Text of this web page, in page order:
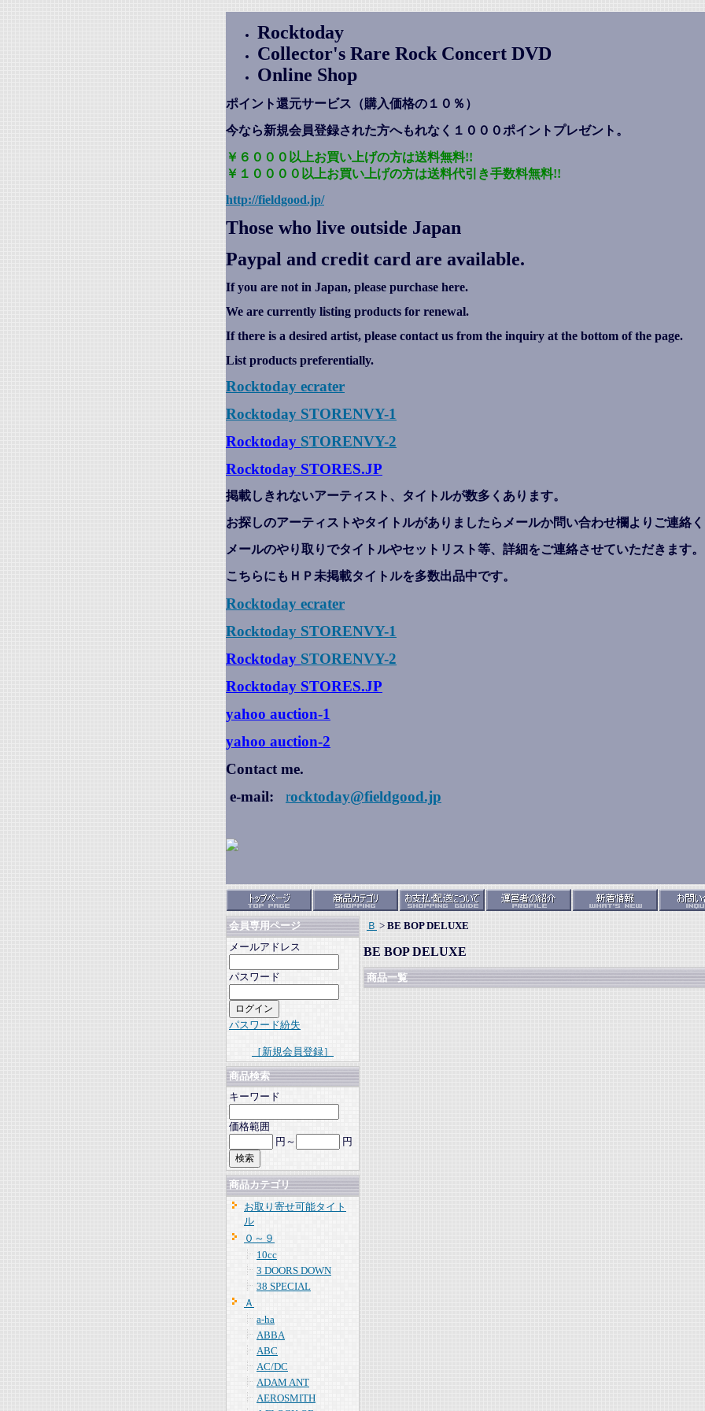
Rocktoday
Collector's Rare Rock Concert DVD
Online Shop
ポイント還元サービス（購入価格の１０％）
今なら新規会員登録された方へもれなく１０００ポイントプレゼント 。
￥６０００以上お買い上げの方は送料無料!!
￥１００００以上お買い上げの方は送料代引き手数料無料!!
http://fieldgood.jp/
Those who live outside Japan
Paypal and credit card are available.
If you are not in Japan, please purchase here.
We are currently listing products for renewal.
If there is a desired artist, please contact us from the inquiry at the bottom of the page.
List products preferentially.
Rocktoday ecrater
Rocktoday STORENVY-1
Rocktoday STORENVY-2
Rocktoday STORES.JP
掲載しきれないアーティスト、タイトルが数多くあります。
お探しのアーティストやタイトルがありましたらメールか問い合わせ欄よりご連絡
メールのやり取りでタイトルやセットリスト等、詳細をご連絡させていただきます。
こちらにもＨＰ未掲載タイトルを多数出品中です。
Rocktoday ecrater
Rocktoday STORENVY-1
Rocktoday STORENVY-2
Rocktoday STORES.JP
yahoo auction-1
yahoo auction-2
Contact me.
e-mail:
rocktoday@fieldgood.jp
会員専用ページ
メールアドレス
パスワード
パスワード紛失
［新規会員登録］
商品検索
キーワード
価格範囲
円～
円
商品カテゴリ
お取り寄せ可能タイト
ル
０～９
10cc
3 DOORS DOWN
38 SPECIAL
Ａ
a-ha
ABBA
ABC
AC/DC
ADAM ANT
AEROSMITH
Ｂ > BE BOP DELUXE
BE BOP DELUXE
商品一覧